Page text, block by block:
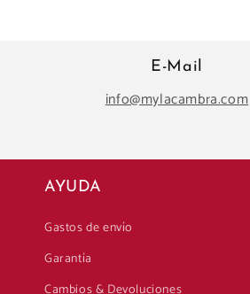
E-Mail
info@mylacambra.com
AYUDA
Gastos de envío
Garantía